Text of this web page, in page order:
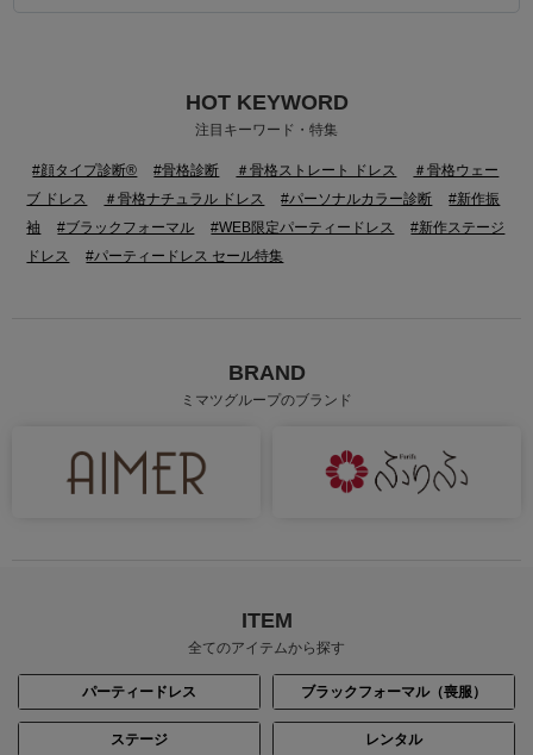
身長：156cm
身長：144cm 身長：155cm
HOT KEYWORD
注目キーワード・特集
#顔タイプ診断® #骨格診断 ＃骨格ストレート ドレス
＃骨格ウェー
ブ ドレス
＃骨格ナチュラル ドレス #パーソナルカラー診断
#新作振
袖
#ブラックフォーマル #WEB限定パーティードレス
#新作ステージ
ドレス
#パーティードレス セール特集
BRAND
ミマツグループのブランド
ITEM
全てのアイテムから探す
パーティードレス ブラックフォーマル（喪服）
ステージ レンタル